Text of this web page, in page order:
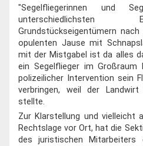
"Segelfliegerinnen und
Grundstückseigentümern nach
opulenten Jause mit
mit der Mistgabel ist da alles
ein Segelflieger im
polizeilicher Intervention sein
verbringen, weil der
stellte.
Zur Klarstellung und vielleicht
Rechtslage vor Ort, hat die
des juristischen Mitarbeiters